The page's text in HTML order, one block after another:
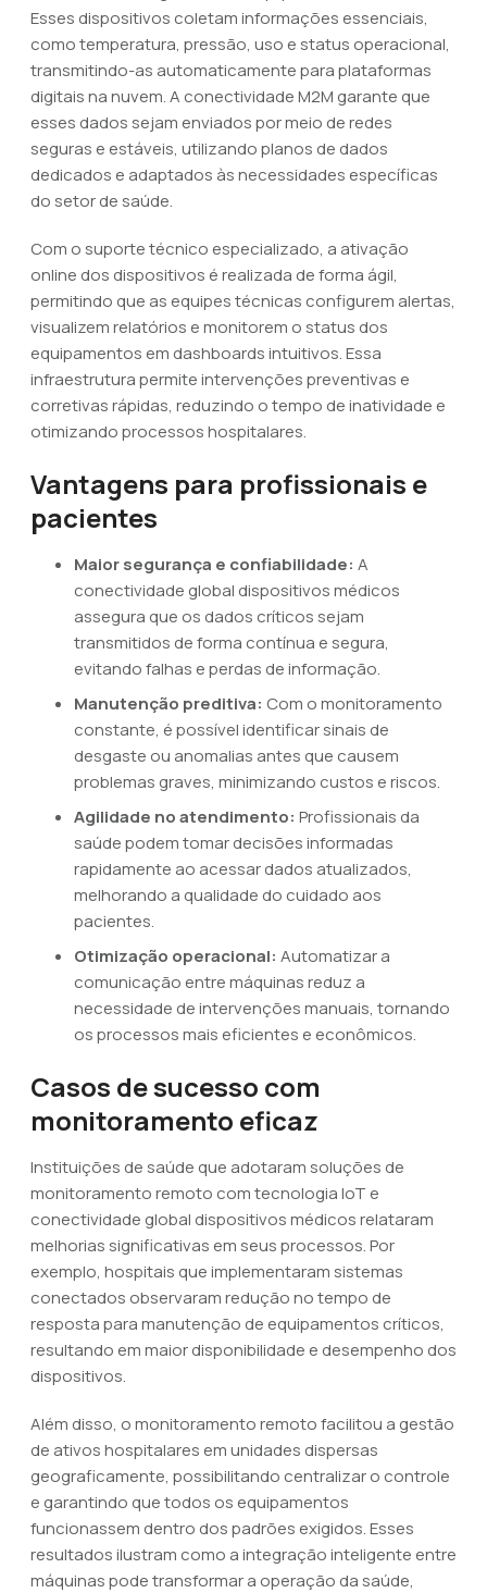
Esses dispositivos coletam informações essenciais,
como temperatura, pressão, uso e status operacional,
transmitindo-as automaticamente para plataformas
digitais na nuvem. A conectividade M2M garante que
esses dados sejam enviados por meio de redes
seguras e estáveis, utilizando planos de dados
dedicados e adaptados às necessidades específicas
do setor de saúde.
Com o suporte técnico especializado, a ativação
online dos dispositivos é realizada de forma ágil,
permitindo que as equipes técnicas configurem alertas,
visualizem relatórios e monitorem o status dos
equipamentos em dashboards intuitivos. Essa
infraestrutura permite intervenções preventivas e
corretivas rápidas, reduzindo o tempo de inatividade e
otimizando processos hospitalares.
Vantagens para profissionais e
pacientes
Maior segurança e confiabilidade: A
conectividade global dispositivos médicos
assegura que os dados críticos sejam
transmitidos de forma contínua e segura,
evitando falhas e perdas de informação.
Manutenção preditiva: Com o monitoramento
constante, é possível identificar sinais de
desgaste ou anomalias antes que causem
problemas graves, minimizando custos e riscos.
Agilidade no atendimento: Profissionais da
saúde podem tomar decisões informadas
rapidamente ao acessar dados atualizados,
melhorando a qualidade do cuidado aos
pacientes.
Otimização operacional: Automatizar a
comunicação entre máquinas reduz a
necessidade de intervenções manuais, tornando
os processos mais eficientes e econômicos.
Casos de sucesso com
monitoramento eficaz
Instituições de saúde que adotaram soluções de
monitoramento remoto com tecnologia IoT e
conectividade global dispositivos médicos relataram
melhorias significativas em seus processos. Por
exemplo, hospitais que implementaram sistemas
conectados observaram redução no tempo de
resposta para manutenção de equipamentos críticos,
resultando em maior disponibilidade e desempenho dos
dispositivos.
Além disso, o monitoramento remoto facilitou a gestão
de ativos hospitalares em unidades dispersas
geograficamente, possibilitando centralizar o controle
e garantindo que todos os equipamentos
funcionassem dentro dos padrões exigidos. Esses
resultados ilustram como a integração inteligente entre
máquinas pode transformar a operação da saúde,